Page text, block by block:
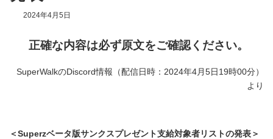
2024年4月5日
正確な内容は必ず原文をご確認ください。
SuperWalkのDiscord情報（配信日時：2024年4月5日19時00分）
より
＜Superzベータ版サンクスプレゼント支給対象者リストの発表＞